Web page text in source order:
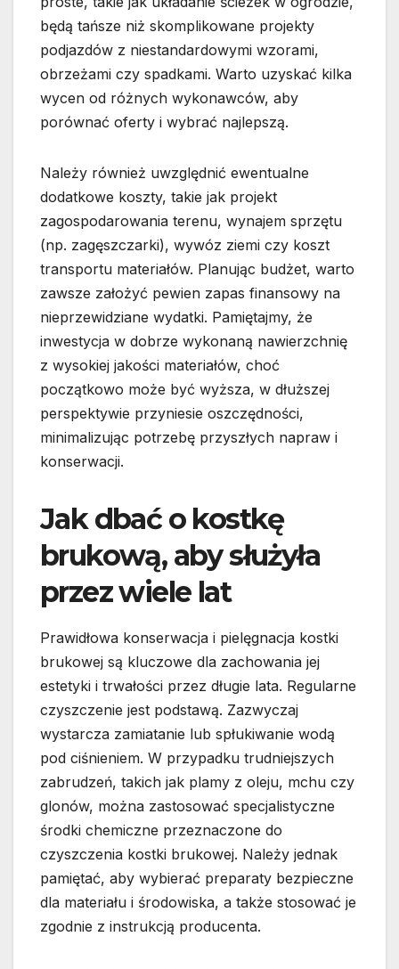
będą tańsze niż skomplikowane projekty
podjazdów z niestandardowymi wzorami,
obrzeżami czy spadkami. Warto uzyskać kilka
wycen od różnych wykonawców, aby
porównać oferty i wybrać najlepszą.
Należy również uwzględnić ewentualne
dodatkowe koszty, takie jak projekt
zagospodarowania terenu, wynajem sprzętu
(np. zagęszczarki), wywóz ziemi czy koszt
transportu materiałów. Planując budżet, warto
zawsze założyć pewien zapas finansowy na
nieprzewidziane wydatki. Pamiętajmy, że
inwestycja w dobrze wykonaną nawierzchnię
z wysokiej jakości materiałów, choć
początkowo może być wyższa, w dłuższej
perspektywie przyniesie oszczędności,
minimalizując potrzebę przyszłych napraw i
konserwacji.
Jak dbać o kostkę
brukową, aby służyła
przez wiele lat
Prawidłowa konserwacja i pielęgnacja kostki
brukowej są kluczowe dla zachowania jej
estetyki i trwałości przez długie lata. Regularne
czyszczenie jest podstawą. Zazwyczaj
wystarcza zamiatanie lub spłukiwanie wodą
pod ciśnieniem. W przypadku trudniejszych
zabrudzeń, takich jak plamy z oleju, mchu czy
glonów, można zastosować specjalistyczne
środki chemiczne przeznaczone do
czyszczenia kostki brukowej. Należy jednak
pamiętać, aby wybierać preparaty bezpieczne
dla materiału i środowiska, a także stosować je
zgodnie z instrukcją producenta.